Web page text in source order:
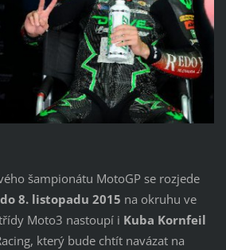
šampionátu MotoGP se rozjede
8. listopadu 2015 na okruhu ve
Moto3 nastoupí i Kuba Kornfeil
který bude chtít navázat na